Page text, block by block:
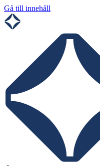
Gå till innehåll